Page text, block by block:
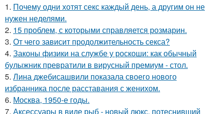
1. Почему одни хотят секс каждый день, а другим он не
нужен неделями.
2. 15 проблем, с которыми справляется розмарин.
3. От чего зависит продолжительность секса?
4. Законы физики на службе у роскоши: как обычный
булыжник превратили в вирусный премиум - стол.
5. Лина джебисашвили показала своего нового
избранника после расставания с женихом.
6. Москва, 1950-е годы.
7. Аксессуары в виде рыб - новый люкс, потеснивший